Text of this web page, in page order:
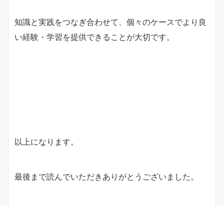
知識と実践をつなぎ合わせて、個々のケースでより良
い経験・学習を提供できることが大切です。
以上になります。
最後まで読んでいただきありがとうございました。